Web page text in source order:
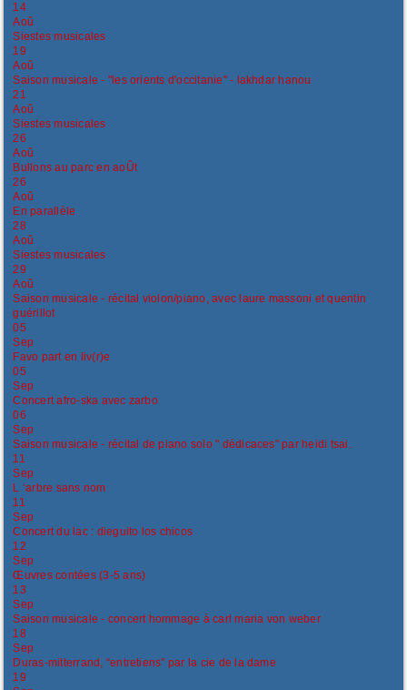
14
Aoû
Siestes musicales
19
Aoû
Saison musicale - "les orients d'occitanie" - lakhdar hanou
21
Aoû
Siestes musicales
26
Aoû
Bullons au parc en aoÛt
26
Aoû
En parallèle
28
Aoû
Siestes musicales
29
Aoû
Saison musicale - récital violon/piano, avec laure massoni et quentin
guérillot
05
Sep
Favo part en liv(r)e
05
Sep
Concert afro-ska avec zarbo
06
Sep
Saison musicale - récital de piano solo " dédicaces" par heidi tsai.
11
Sep
L ‘arbre sans nom
11
Sep
Concert du lac : dieguito los chicos
12
Sep
Œuvres contées (3-5 ans)
13
Sep
Saison musicale - concert hommage à carl maria von weber
18
Sep
Duras-mitterrand, “entretiens” par la cie de la dame
19